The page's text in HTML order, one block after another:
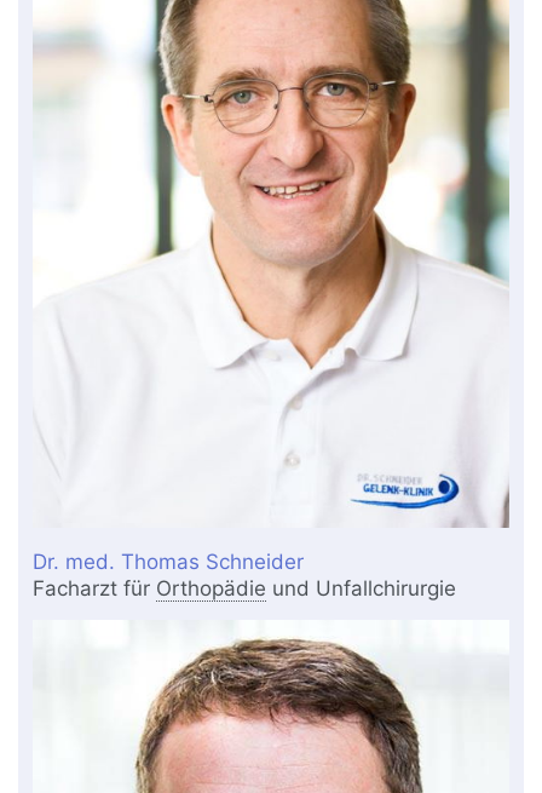
Dr. med. Thomas Schneider
Facharzt für Orthopädie und Unfallchirurgie